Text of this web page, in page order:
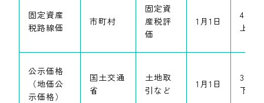
固定資産
税路線価
市町村
固定資
産税評
価
1月1日
4月
上旬
公示価格
（地価公
示価格）
国土交通
省
土地取
引など
1月1日
3月
下旬